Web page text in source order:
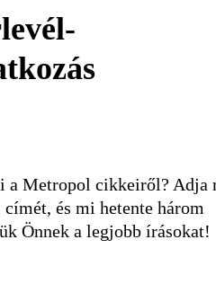
a Metropol cikkeiről? Adja
és mi hetente három
Önnek a legjobb írásokat!